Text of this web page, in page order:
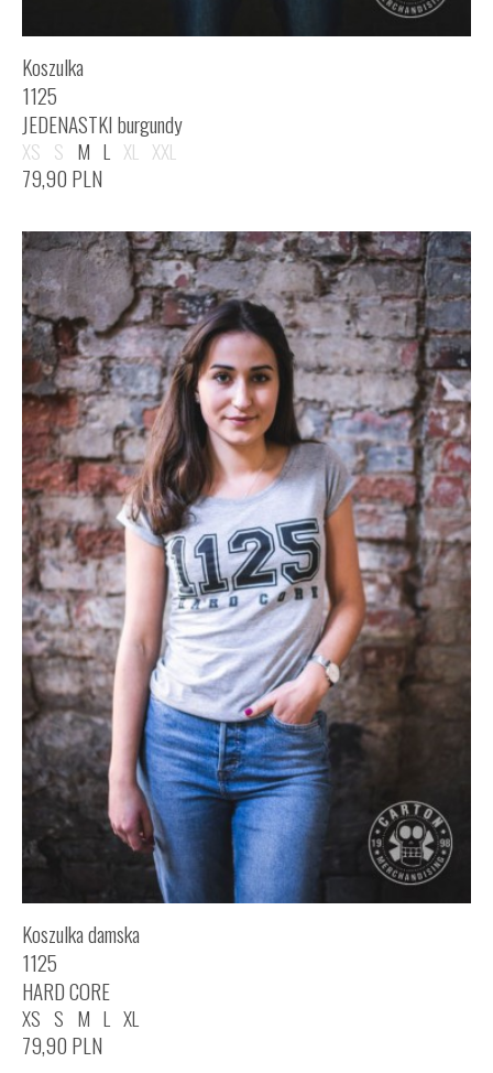
Koszulka
1125
JEDENASTKI burgundy
XS S M L XL XXL
79,90 PLN
Koszulka damska
1125
HARD CORE
XS S M L XL
79,90 PLN